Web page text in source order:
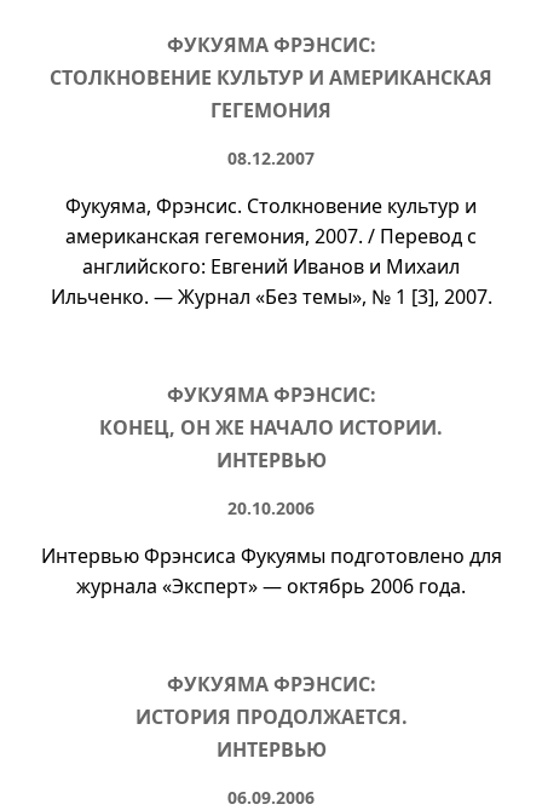
ФУКУЯМА ФРЭНСИС:
СТОЛКНОВЕНИЕ КУЛЬТУР И АМЕРИКАНСКАЯ
ГЕГЕМОНИЯ
08.12.2007
Фукуяма, Фрэнсис. Столкновение культур и
американская гегемония, 2007. / Перевод с
английского: Евгений Иванов и Михаил
Ильченко. — Журнал «Без темы», № 1 [3], 2007.
ФУКУЯМА ФРЭНСИС:
КОНЕЦ, ОН ЖЕ НАЧАЛО ИСТОРИИ.
ИНТЕРВЬЮ
20.10.2006
Интервью Фрэнсиса Фукуямы подготовлено для
журнала «Эксперт» — октябрь 2006 года.
ФУКУЯМА ФРЭНСИС:
ИСТОРИЯ ПРОДОЛЖАЕТСЯ.
ИНТЕРВЬЮ
06.09.2006